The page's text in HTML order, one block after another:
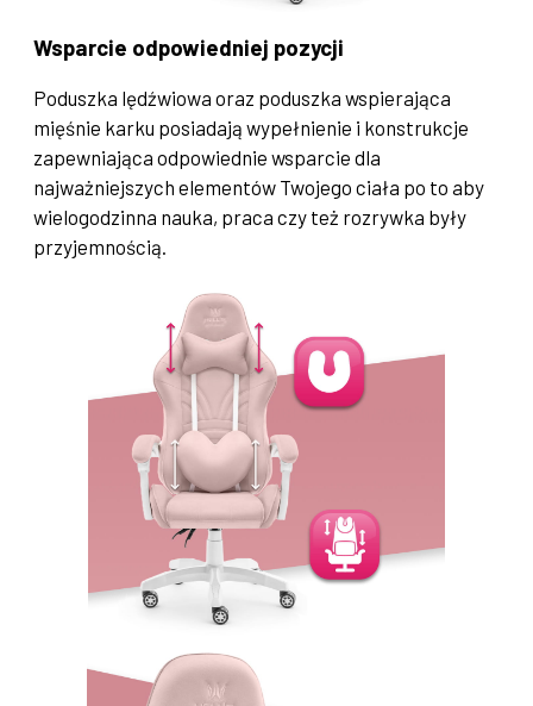
Wsparcie odpowiedniej pozycji
Poduszka lędźwiowa oraz poduszka wspierająca
mięśnie karku posiadają wypełnienie i konstrukcje
zapewniająca odpowiednie wsparcie dla
najważniejszych elementów Twojego ciała po to aby
wielogodzinna nauka, praca czy też rozrywka były
przyjemnością.